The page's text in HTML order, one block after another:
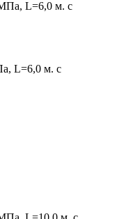
L=6,0 м. с